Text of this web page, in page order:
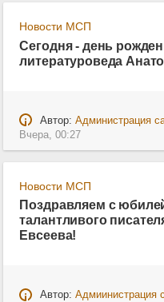
Новости МСП
Сегодня - день
литературоведа
Автор: Администрация
Вчера, 00:27
Новости МСП
Поздравляем с
талантливого
Евсеева!
Автор: Адмиинистрация